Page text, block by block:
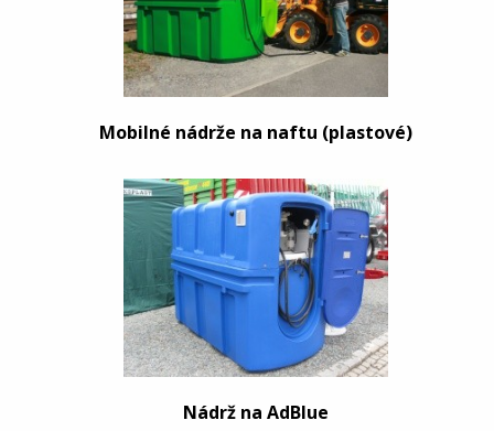
Mobilné nádrže na naftu (plastové)
Nádrž na AdBlue